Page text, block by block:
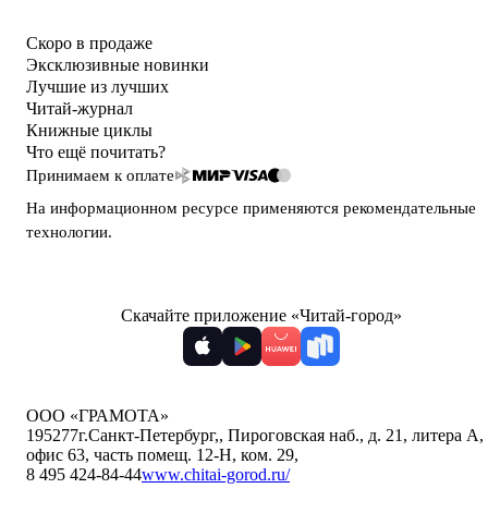
Скоро в продаже
Эксклюзивные новинки
Лучшие из лучших
Читай-журнал
Книжные циклы
Что ещё почитать?
Принимаем к оплате
На информационном ресурсе применяются рекомендательные
технологии.
Скачайте приложение «Читай-город»
ООО «ГРАМОТА»
195277г.Санкт-Петербург,, Пироговская наб., д. 21, литера А,
офис 63, часть помещ. 12-Н, ком. 29,
8 495 424-84-44www.chitai-gorod.ru/